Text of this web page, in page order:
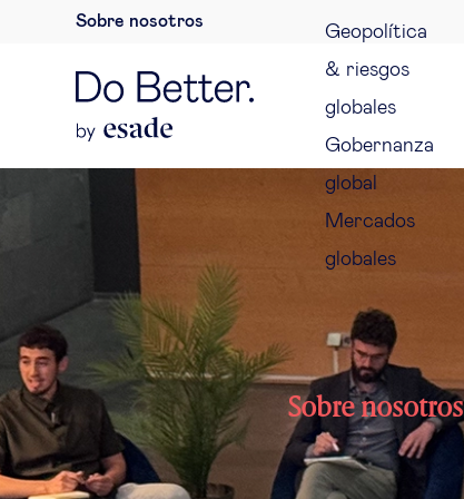
Sobre nosotros
Geopolítica
& riesgos
globales
Gobernanza
global
Mercados
globales
Sobre nosotros